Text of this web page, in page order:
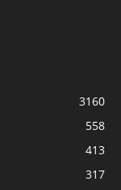
3160
558
413
317